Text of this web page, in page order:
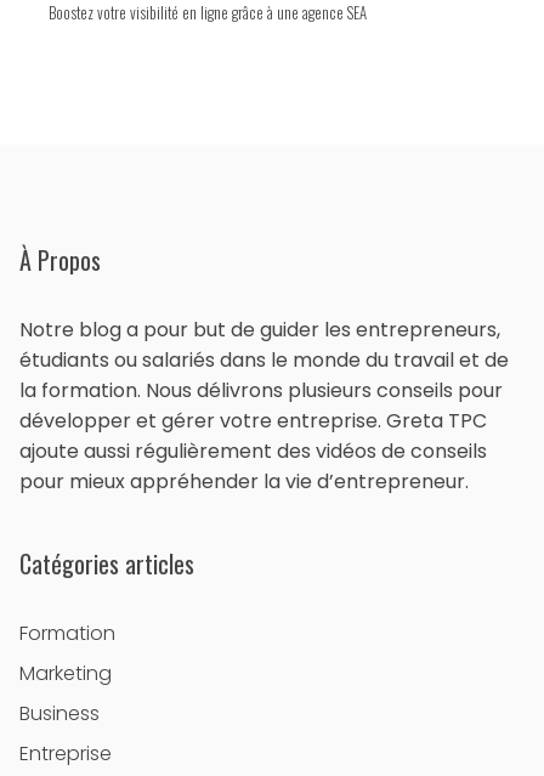
Boostez votre visibilité en ligne grâce à une agence SEA
À Propos
Notre blog a pour but de guider les entrepreneurs,
étudiants ou salariés dans le monde du travail et de
la formation. Nous délivrons plusieurs conseils pour
développer et gérer votre entreprise. Greta TPC
ajoute aussi régulièrement des vidéos de conseils
pour mieux appréhender la vie d’entrepreneur.
Catégories articles
Formation
Marketing
Business
Entreprise